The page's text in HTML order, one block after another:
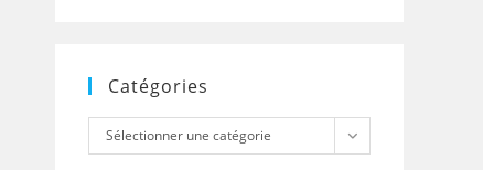
Catégories
Catégories
Sélectionner une catégorie